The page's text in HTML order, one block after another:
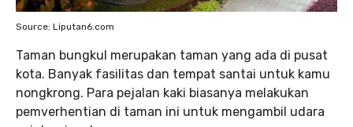
Source: Liputan6.com
Taman bungkul merupakan taman yang ada di pusat
kota. Banyak fasilitas dan tempat santai untuk kamu
nongkrong. Para pejalan kaki biasanya melakukan
pemverhentian di taman ini untuk mengambil udara